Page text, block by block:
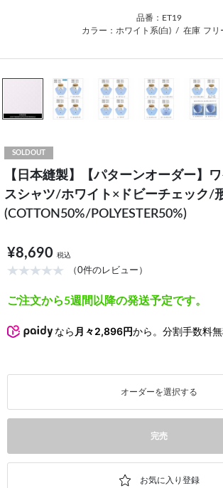
品番：ET19
カラー：ホワイト系(白)
/ 在庫 フリ
SOLDOUT
【日本縫製】【パターンオーダー】
スシャツ/ホワイト×ドビーチェック/
(COTTON50%/POLYESTER50%)
¥8,690 税込
（0件のレビュー）
ご注文から5週間以降の発送予定です。
なら 月々2,896円から。分割手数料
オーダーを選択する
完売